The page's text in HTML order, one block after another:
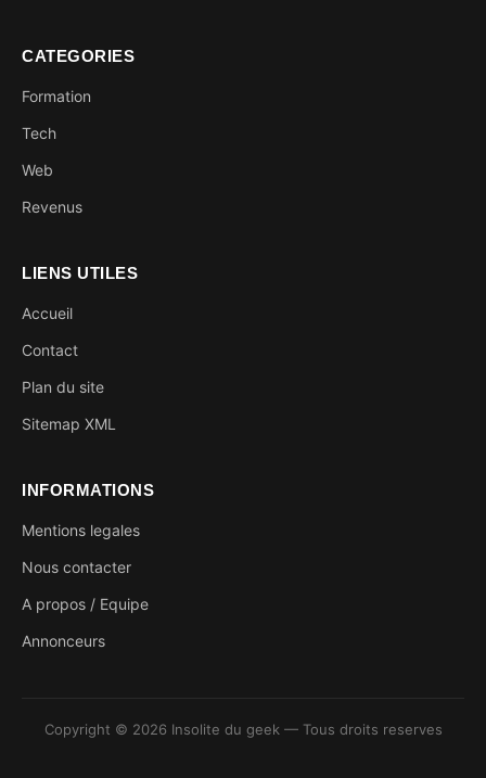
CATEGORIES
Formation
Tech
Web
Revenus
LIENS UTILES
Accueil
Contact
Plan du site
Sitemap XML
INFORMATIONS
Mentions legales
Nous contacter
A propos / Equipe
Annonceurs
Copyright © 2026 Insolite du geek — Tous droits reserves